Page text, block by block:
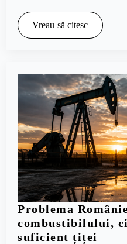
Vreau să citesc
Problema
combustibilului,
suficient țiței